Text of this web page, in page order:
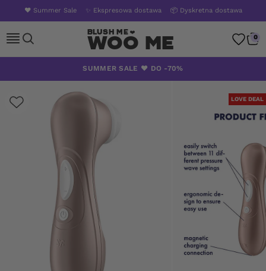
❤️ Summer Sale ✨ Ekspresowa dostawa 📦 Dyskretna dostawa
Woo Me 0
SUMMER SALE ❤️ DO -70%
LOVE DEAL